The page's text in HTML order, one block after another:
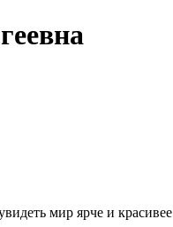
мир ярче и красивее